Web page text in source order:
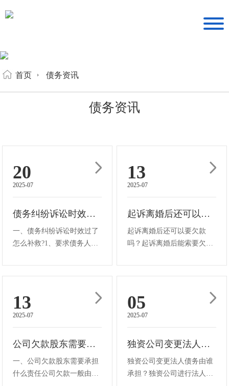
首页 债务资讯
债务资讯
20
2025-07
债务纠纷诉讼时效过了怎么补救
一、债务纠纷诉讼时效过了
怎么补救?1、要求债务人写
账在对账中有催收债权的意
续诉讼时效，诉讼时效从对
账之日起再开始计算。3、
要求债务人找担保人4、提
起诉讼5、让···
13
2025-07
起诉离婚后还可以要欠款吗
起诉离婚后还可以要欠款
吗？起诉离婚后能索要欠
求产生的债务，属个人债
还。夫妻双方共同意思表示
产生的债务，是共同债务。
即便离婚，债权人能要求双
方连带清偿。离婚···
13
2025-07
公司欠款股东需要承担什么责任
一、公司欠款股东需要承担
什么责任公司欠款一般由公
05
2025-07
独资公司变更法人债务由谁承担
独资公司变更法人债务由谁
承担？独资公司进行法人变